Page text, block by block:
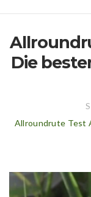
Die
Allroundrute Test